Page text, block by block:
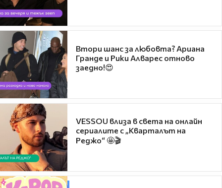
Втори шанс за любовта? Ариана
Гранде и Рики Алварес отново
заедно!😍
VESSOU влиза в света на онлайн
сериалите с „Кварталът на
Реджо“ 🤩🎬